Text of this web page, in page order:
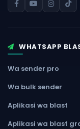
WHATSAPP
Wa sender pro
Wa bulk sender
Aplikasi wa blast
Aplikasi wa blast